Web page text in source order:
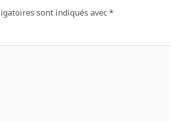
sont indiqués avec*